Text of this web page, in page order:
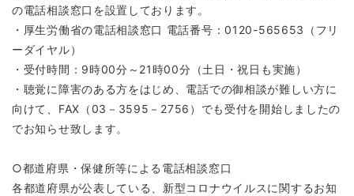
の電話相談窓口を設置しております。
・厚生労働省の電話相談窓口 電話番号：0120-565653（フリ
ーダイヤル）
・受付時間：9時00分～21時00分（土日・祝日も実施）
・聴覚に障害のある方をはじめ、電話での御相談が難しい方に
向けて、FAX（03－3595－2756）でも受付を開始しましたの
でお知らせ致します。
○都道府県・保健所等による電話相談窓口
各都道府県が公表している、新型コロナウイルスに関するお知